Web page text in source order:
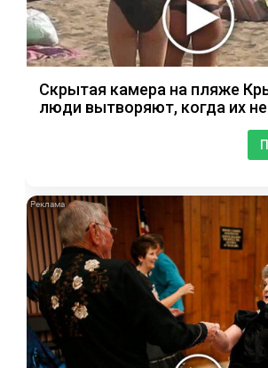
Скрытая камера на пляже
люди вытворяют, когда их не